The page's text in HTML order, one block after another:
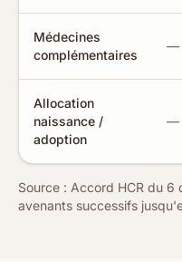
Médecines
complémentaires
—
Allocation
naissance /
adoption
—
Source : Accord HCR du
avenants successifs